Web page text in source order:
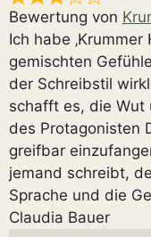
Bewertung von
Ich habe
gemischten
der Schreibstil
schafft es, die Wut
des Protagonisten
greifbar
jemand schreibt,
Sprache und die
Claudia Bauer